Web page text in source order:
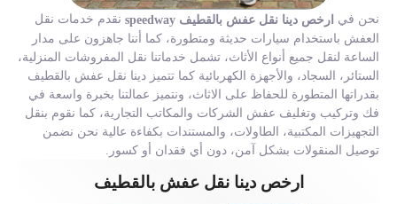
نحن في ارخص دينا نقل عفش بالقطيف speedway
نقدم خدمات نقل
العفش باستخدام سيارات حديثة ومتطورة، كما أننا جاهزون على مدار
الساعة لنقل جميع أنواع الأثاث، تشمل خدماتنا نقل المفروشات المنزلية،
الستائر، السجاد، والأجهزة الكهربائية كما تتميز دينا نقل عفش بالقطيف
بقدراتها المتطورة للحفاظ على الاثاث، ونتميز عمالتنا بخبرة واسعة في
فك وتركيب وتغليف عفش الشركات والمكاتب التجارية، كما نقوم بنقل
التجهيزات المكتبية، الطاولات، والمستندات بكفاءة عالية نحن نضمن
توصيل المنقولات بشكل آمن، دون أي فقدان أو كسور.
ارخص دينا نقل عفش بالقطيف